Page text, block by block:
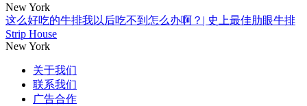
New York
这么好吃的牛排我以后吃不到怎么办啊？| 史上最佳肋眼牛排
Strip House
New York
关于我们
联系我们
广告合作